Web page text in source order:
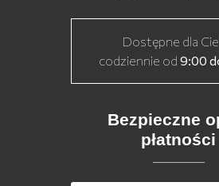
Dostępne dla
codziennie od 9:00
Bezpieczne
płatności